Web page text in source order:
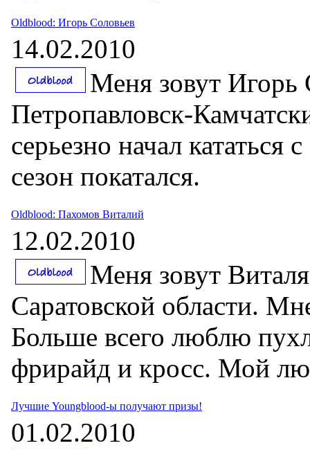
Oldblood: Игорь Соловьев
14.02.2010
Меня зовут Игорь
Петропавловск-
серьезно начал кататься
сезон покатался.
Oldblood: Пахомов Виталий
12.02.2010
Меня зовут
Саратовской области.
Больше всего люблю
фрирайд и кросс. Мой
Лучшие Youngblood-ы получают призы!
01.02.2010